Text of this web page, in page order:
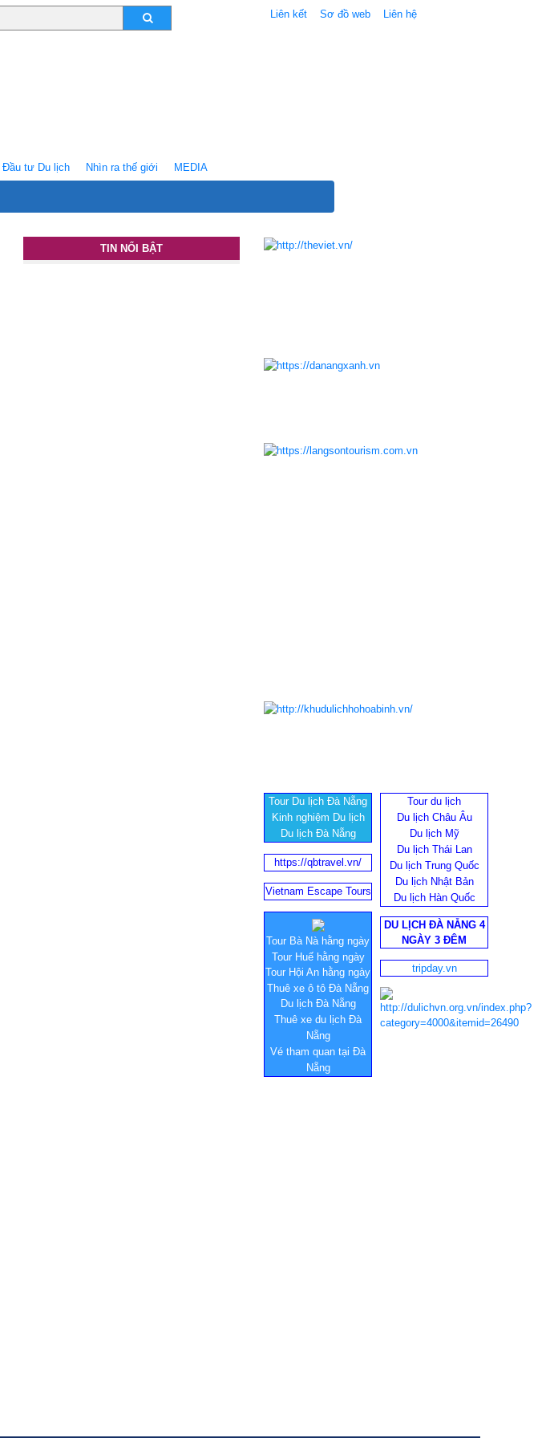
Liên kết Sơ đồ web Liên hệ
Ðầu tư Du lịch Nhìn ra thế giới MEDIA
TIN NỔI BẬT
Tour Du lịch Đà Nẵng
Kinh nghiệm Du lịch
Du lịch Đà Nẵng
Tour du lịch
Du lịch Châu Âu
Du lịch Mỹ
Du lịch Thái Lan
Du lịch Trung Quốc
Du lịch Nhật Bản
Du lịch Hàn Quốc
https://qbtravel.vn/
Vietnam Escape Tours
Tour Bà Nà hằng ngày
Tour Huế hằng ngày
Tour Hội An hằng ngày
Thuê xe ô tô Đà Nẵng
Du lịch Đà Nẵng
Thuê xe du lịch Đà
Nẵng
Vé tham quan tại Đà
Nẵng
DU LỊCH ĐÀ NẴNG 4
NGÀY 3 ĐÊM
tripday.vn